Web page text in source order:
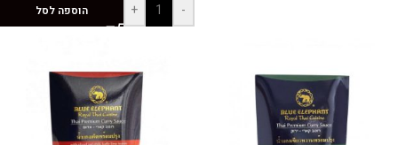
-
+ הוספה לסל